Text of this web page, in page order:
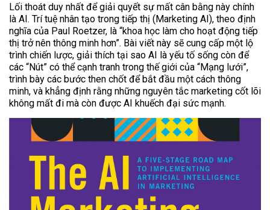
Lối thoát duy nhất để giải quyết sự mất cân bằng này chính
là AI. Trí tuệ nhân tạo trong tiếp thị (Marketing AI), theo định
nghĩa của Paul Roetzer, là “khoa học làm cho hoạt động tiếp
thị trở nên thông minh hơn”. Bài viết này sẽ cung cấp một lộ
trình chiến lược, giải thích tại sao AI là yếu tố sống còn để
các “Nút” có thể cạnh tranh trong thế giới của “Mạng lưới”,
trình bày các bước then chốt để bắt đầu một cách thông
minh, và khẳng định rằng những nguyên tắc marketing cốt lõi
không mất đi mà còn được AI khuếch đại sức mạnh.